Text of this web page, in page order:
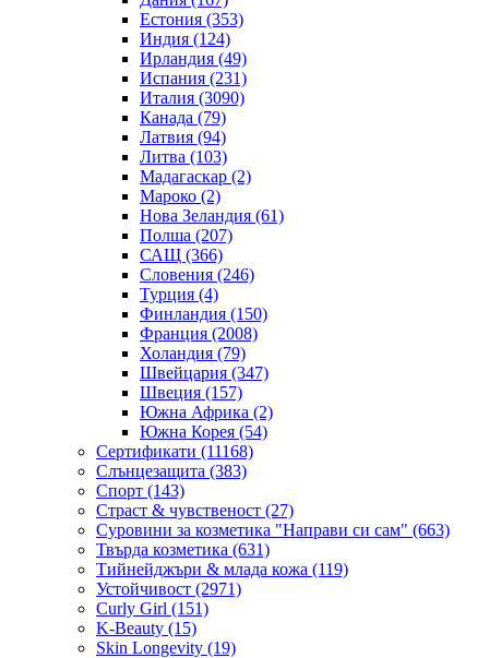
Естония (353)
Индия (124)
Ирландия (49)
Испания (231)
Италия (3090)
Канада (79)
Латвия (94)
Литва (103)
Мадагаскар (2)
Мароко (2)
Нова Зеландия (61)
Полша (207)
САЩ (366)
Словения (246)
Турция (4)
Финландия (150)
Франция (2008)
Холандия (79)
Швейцария (347)
Швеция (157)
Южна Африка (2)
Южна Корея (54)
Сертификати (11168)
Слънцезащита (383)
Спорт (143)
Страст & чувственост (27)
Суровини за козметика "Направи си сам" (663)
Твърда козметика (631)
Тийнейджъри & млада кожа (119)
Устойчивост (2971)
Curly Girl (151)
K-Beauty (15)
Skin Longevity (19)